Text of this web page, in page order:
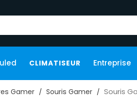
CLIMATISEUR Entreprise
Gamer Souris Gamer
Souris